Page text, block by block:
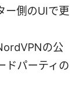
ー側のUIで更
の公
ドパーティの